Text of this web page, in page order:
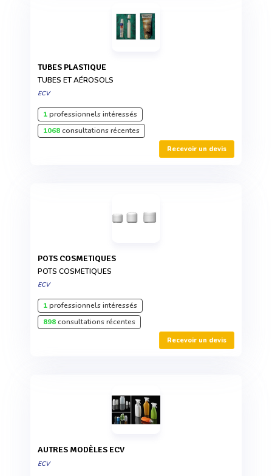
TUBES PLASTIQUE
TUBES ET AÉROSOLS
ECV
1professionnels intéressés
1068consultations récentes
Recevoir un devis
POTS COSMETIQUES
POTS COSMETIQUES
ECV
1professionnels intéressés
898consultations récentes
Recevoir un devis
AUTRES MODÈLES ECV
ECV